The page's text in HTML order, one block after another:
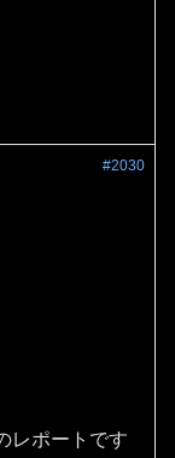
#2030
レポートです